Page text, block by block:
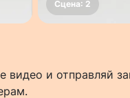
видео и отправляй